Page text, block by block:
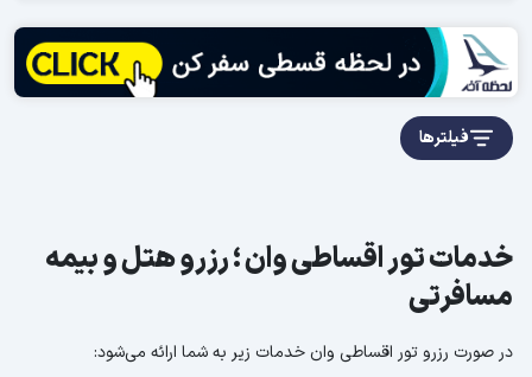
فیلترها
خدمات تور اقساطی وان ؛ رزرو هتل و بیمه
مسافرتی
در صورت رزرو تور اقساطی وان خدمات زیر به شما ارائه می‌شود: